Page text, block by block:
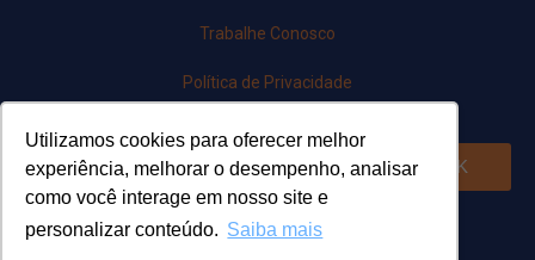
Utilizamos cookies para oferecer melhor
experiência, melhorar o desempenho, analisar
como você interage em nosso site e
personalizar conteúdo. Saiba mais
Trabalhe Conosco
Política de Privacidade
Newsletter
OK
Siga-nos em nossas redes